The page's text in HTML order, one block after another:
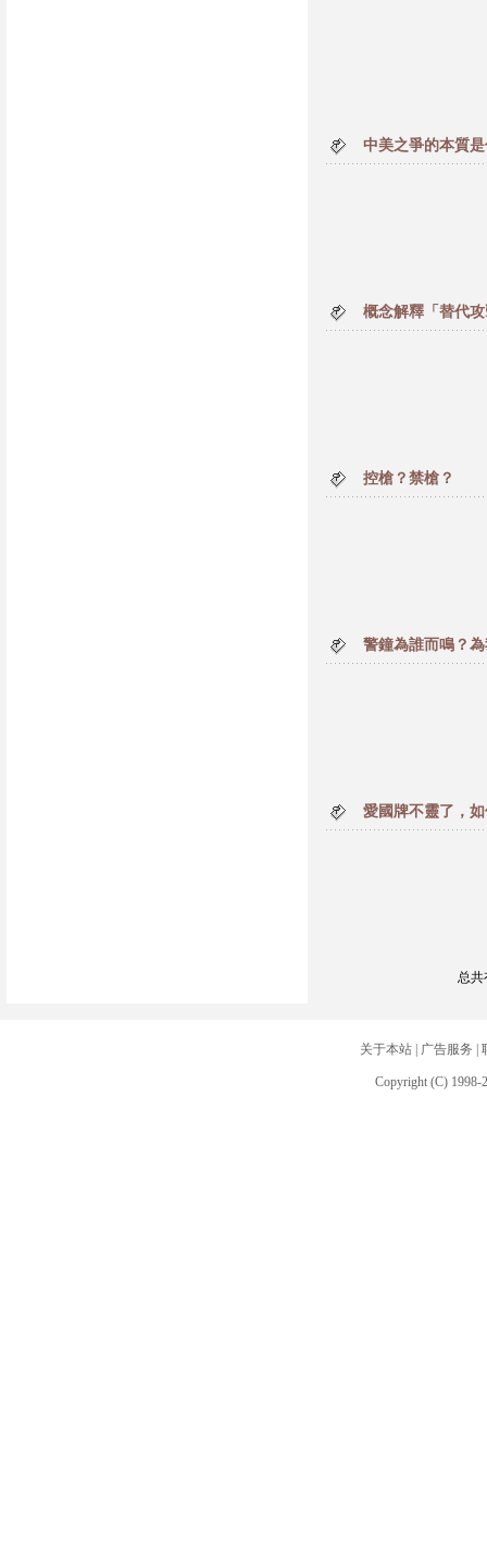
中美之爭的本質
概念解釋「替代
控槍？禁槍？
警鐘為誰而鳴？
愛國牌不靈了，
总共
关于本站| 广告服务
Copyright (C) 1998-